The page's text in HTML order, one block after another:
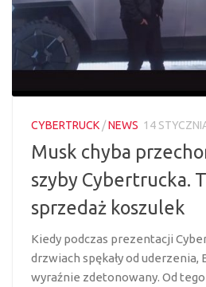
CYBERTRUCK /NEWS 14
Musk chyba
szyby Cybertrucka.
sprzedaż koszulek
Kiedy podczas prezentacji
drzwiach spękały od uderzenia,
wyraźnie zdetonowany. Od